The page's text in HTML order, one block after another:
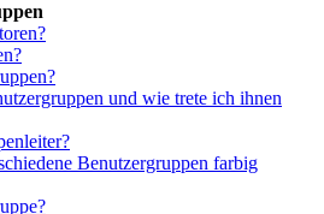
und wie trete ich ihnen
Benutzergruppen farbig